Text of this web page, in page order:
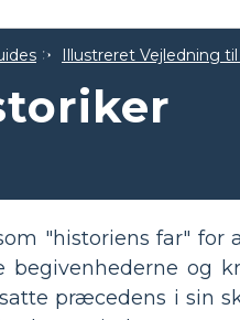
Illustreret Vejledning
"historiens far"
begivenhederne og
præcedens i sin